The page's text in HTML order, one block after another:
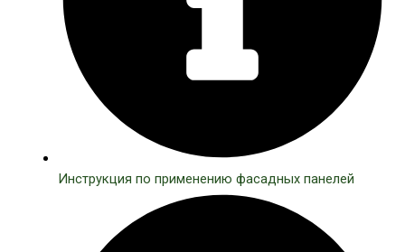
Инструкция по применению фасадных панелей